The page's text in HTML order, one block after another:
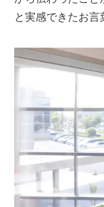
と実感できたお言